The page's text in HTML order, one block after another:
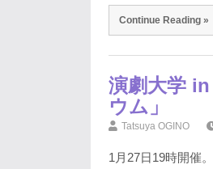
Continue Reading »
演劇大学
ウム」
Tatsuya OGINO
1月27日19時開催